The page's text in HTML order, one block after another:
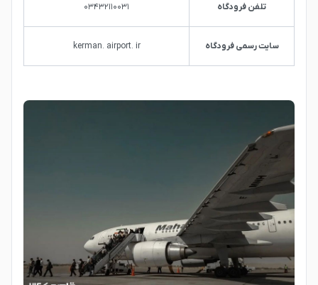
تلفن فرودگاه ۰۳۴۳۲۱۱۰۰۳۱
سایت رسمی فرودگاه kerman. airport. ir